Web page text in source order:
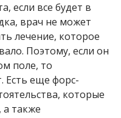
если все будет в
врач не может
лечение, которое
Поэтому, если он
поле, то
Есть еще форс-
которые
а также